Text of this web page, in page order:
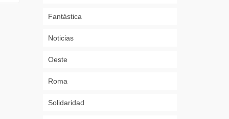
Fantástica
Noticias
Oeste
Roma
Solidaridad